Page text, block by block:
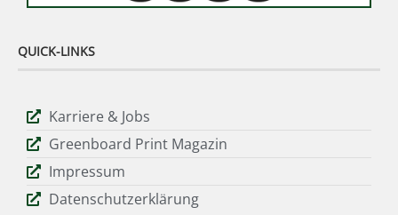
QUICK-LINKS
Karriere & Jobs
Greenboard Print Magazin
Impressum
Datenschutzerklärung